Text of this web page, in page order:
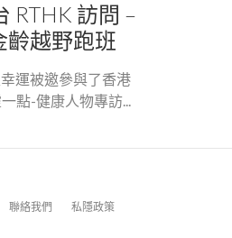
RTHK 訪問 –
齡越野跑班
運被邀參與了香港
點-健康人物專訪...
聯絡我們 私隱政策